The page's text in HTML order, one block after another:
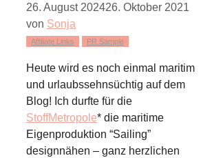
26. August 202426. Oktober 2021
von Sonja
Affiliate Links PR Sample
Heute wird es noch einmal maritim
und urlaubssehnsüchtig auf dem
Blog! Ich durfte für die
StoffMetropole* die maritime
Eigenproduktion “Sailing”
designnähen – ganz herzlichen